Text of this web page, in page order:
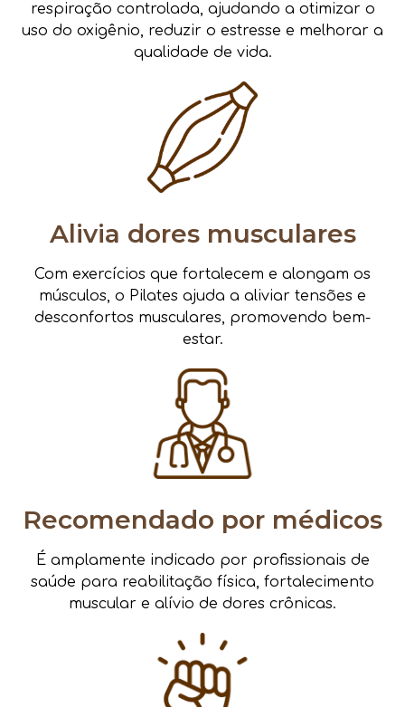
respiração controlada, ajudando a otimizar o
uso do oxigênio, reduzir o estresse e melhorar a
qualidade de vida.
Alivia dores musculares
Com exercícios que fortalecem e alongam os
músculos, o Pilates ajuda a aliviar tensões e
desconfortos musculares, promovendo bem-
estar.
Recomendado por médicos
É amplamente indicado por profissionais de
saúde para reabilitação física, fortalecimento
muscular e alívio de dores crônicas.